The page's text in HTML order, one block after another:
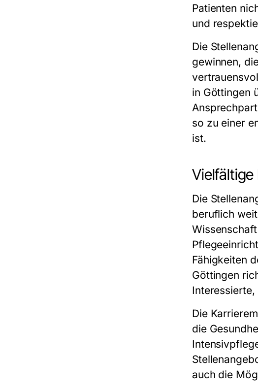
Patienten
und
Die
gewinnen,
in Göttingen
so zu einer
ist.
Vielfältige
Die
beruflich
Fähigkeiten
Göttingen
Die
die
auch die